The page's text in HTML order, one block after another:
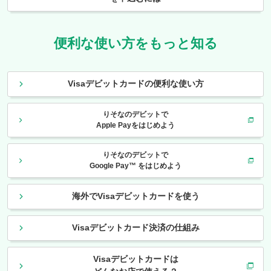
便利な使い方をもっと知る
Visaデビットカードの便利な使い方
りそなのデビットで
Apple Payをはじめよう
りそなのデビットで
Google Pay™ をはじめよう
海外でVisaデビットカードを使う
Visaデビットカード決済の仕組み
Visaデビットカードは